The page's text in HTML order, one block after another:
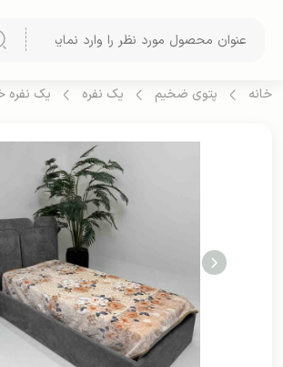
خانه پتوی ضخیم یک نفره یک نفره